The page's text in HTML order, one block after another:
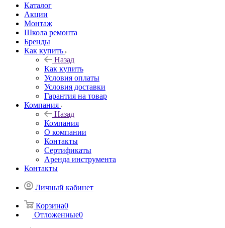
Каталог
Акции
Монтаж
Школа ремонта
Бренды
Как купить
Назад
Как купить
Условия оплаты
Условия доставки
Гарантия на товар
Компания
Назад
Компания
О компании
Контакты
Сертификаты
Аренда инструмента
Контакты
Личный кабинет
Корзина0
Отложенные0